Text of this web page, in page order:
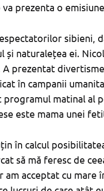
prezenta o
sibieni,
și naturalețea ei.
A prezentat
în campanii
matinal al
este mama unei
în calcul
să mă feresc de
am acceptat cu mare